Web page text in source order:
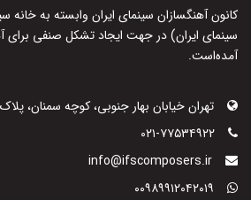
کانون آهنگسازان سینمای ایران وابسته به خانه
سینمای ایران) در جهت ایجاد تشکل صنفی برای
آمده‌است.
تهران خیابان بهار جنوبی، کوچه سمنان، پلاک ۲۹
۰۲۱-۷۷۵۳۴۹۲۲
info@ifscomposers.ir
۰۰۹۸۹۹۱۲۰۴۲۰۱۹